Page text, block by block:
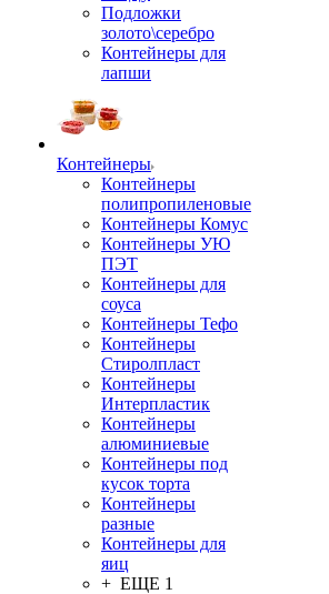
Подложки
золото\серебро
Контейнеры для
лапши
Контейнеры
Контейнеры
полипропиленовые
Контейнеры Комус
Контейнеры УЮ
ПЭТ
Контейнеры для
соуса
Контейнеры Тефо
Контейнеры
Стиролпласт
Контейнеры
Интерпластик
Контейнеры
алюминиевые
Контейнеры под
кусок торта
Контейнеры
разные
Контейнеры для
яиц
+ ЕЩЕ 1